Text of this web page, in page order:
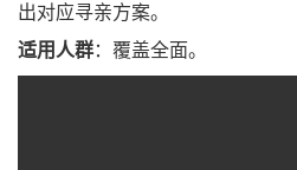
出对应寻亲方案。
适用人群： 覆盖全面。